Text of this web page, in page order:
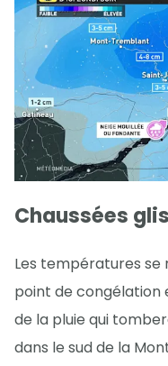
Chaussées
Les températures se
point de congélation
de la pluie qui
dans le sud de la